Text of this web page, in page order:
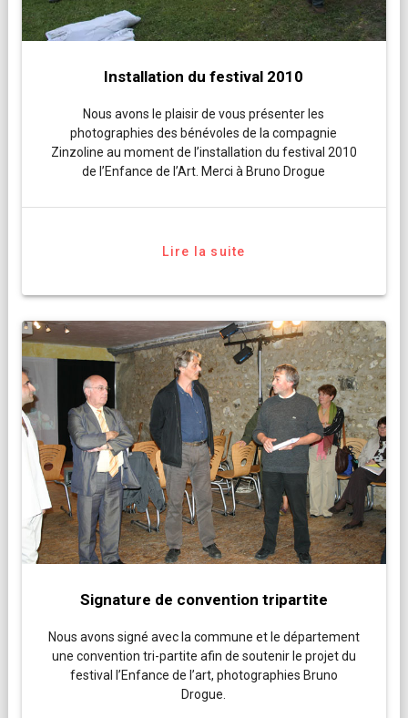
Installation du festival 2010
Nous avons le plaisir de vous présenter les
photographies des bénévoles de la compagnie
Zinzoline au moment de l’installation du festival 2010
de l’Enfance de l’Art. Merci à Bruno Drogue
Lire la suite
Signature de convention tripartite
Nous avons signé avec la commune et le département
une convention tri-partite afin de soutenir le projet du
festival l’Enfance de l’art, photographies Bruno
Drogue.